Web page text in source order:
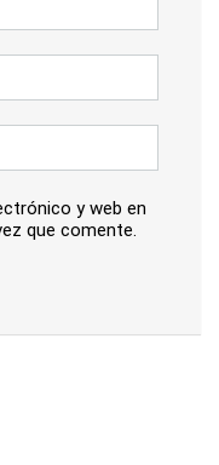
y web en
que comente.